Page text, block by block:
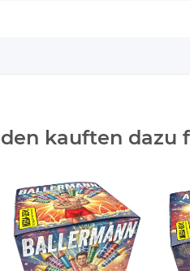
kauften dazu